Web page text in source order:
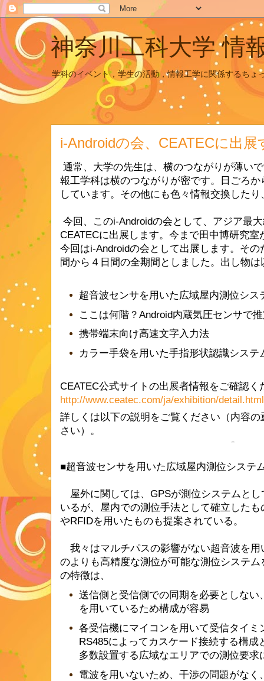
神奈川工科大学 情
学科のイベント，学生の活動，情報工学に関係するちょ
i-Androidの会、CEATECに出展
通常、大学の先生は、横のつながりが薄い
報工学科は横のつながりが密です。日ごろ
しています。その他にも色々情報交換した
今回、このi-Androidの会として、アジア最
CEATECに出展します。今まで田中博研究
今回はi-Androidの会として出展します。そ
間から４日間の全期間としました。出し物
超音波センサを用いた広域屋内測位シス
ここは何階？Android内蔵気圧センサで
携帯端末向け高速文字入力法
カラー手袋を用いた手指形状認識システ
CEATEC公式サイトの出展者情報をご確認く
http://www.ceatec.com/ja/exhibition/
詳しくは以下の説明をご覧ください（内容
さい）。
■超音波センサを用いた広域屋内測位システ
屋外に関しては、GPSが測位システムと
いるが、屋内での測位手法として確立した
やRFIDを用いたものも提案されている。
我々はマルチパスの影響がない超音波を用
のよりも高精度な測位が可能な測位システ
の特徴は、
送信側と受信側での同期を必要としない
を用いているため構成が容易
各受信機にマイコンを用いて受信タイミ
RS485によってカスケード接続する構
多数設置する広域なエリアでの測位要求
電波を用いないため、干渉の問題がな